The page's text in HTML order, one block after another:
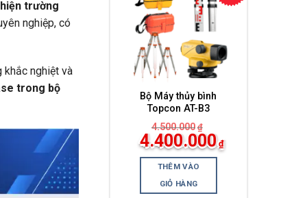
Bộ Máy thủy bình
Topcon AT-B3
4.500.000 ₫
Giá
gốc
là:
4.500.000₫.
4.400.000 ₫
Giá
hiện
tại
là:
4.400.000₫.
THÊM VÀO
GIỎ HÀNG
trường
nghiệp, có
khắc nghiệt và
trong bộ